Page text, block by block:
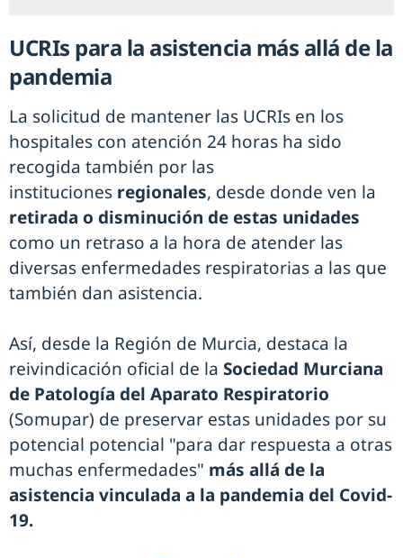
UCRIs para la asistencia más allá de la
pandemia
La solicitud de mantener las UCRIs en los
hospitales con atención 24 horas ha sido
recogida también por las
instituciones regionales, desde donde ven la
retirada o disminución de estas unidades
como un retraso a la hora de atender las
diversas enfermedades respiratorias a las que
también dan asistencia.
Así, desde la Región de Murcia, destaca la
reivindicación oficial de la Sociedad Murciana
de Patología del Aparato Respiratorio
(Somupar) de preservar estas unidades por su
potencial potencial "para dar respuesta a otras
muchas enfermedades" más allá de la
asistencia vinculada a la pandemia del Covid-
19.